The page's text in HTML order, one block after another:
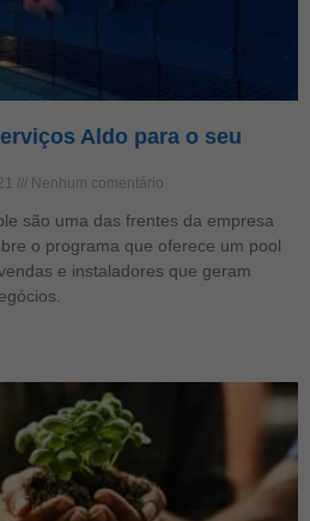
Aldo para o seu
Nenhum comentário
são uma das frentes da empresa
o programa que oferece um pool
e instaladores que geram